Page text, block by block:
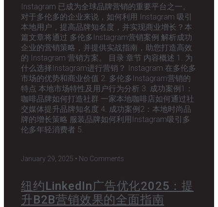
Instagram 已成为全球品牌营销的重要平台之一。
对于多伦多的企业来说，如何利用 Instagram 吸引
本地用户，提高品牌知名度，并实现商业增长？本
篇文章将通过 多伦多Instagram营销案例 解析成功
企业的营销策略，并提供实战指南，助您打造高效
的 Instagram 营销方案。 目录 章节 内容概述 1. 为
什么选择Instagram进行营销？ Instagram 在多伦多
市场的优势和商业价值 2. 多伦多Instagram营销的
特点 本地市场特性及用户行为分析 3. 成功案例1：
咖啡品牌如何打造社群 一家本地咖啡店如何通过社
交媒体提升品牌知名度 4. 成功案例2：本地时尚品
牌的增长策略 服装品牌如何利用Instagram吸引多
伦多年轻消费者 5.
January 29, 2025 No Comments
纽约LinkedIn广告优化2025：提
升B2B营销效果的全面指南